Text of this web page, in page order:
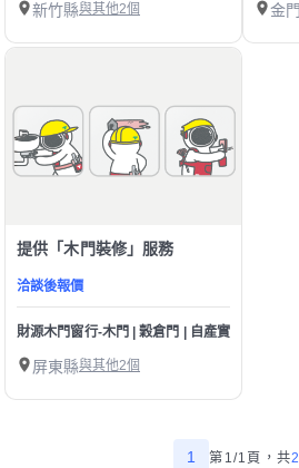
新竹縣與其他2個 金
提供「木門裝修」服務
洽談後報價
財源木門窗行-木門 | 穀倉門 | 自產實木門框 | 浴
屏東縣與其他2個
1 第1/1頁， 共